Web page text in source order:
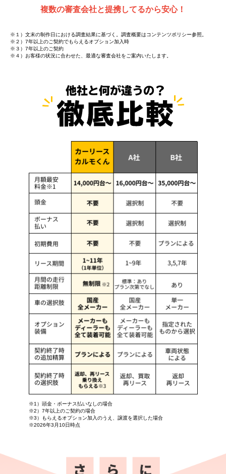
複数の審査会社と提携してるから安心！
※１）文末の制作日における調査結果に基づく。調査概要はコンテンツポリシー参照。
※２）7年以上のご契約でもらえるオプション加入時
※３）7年以上のご契約
※４）お客様の状況に合わせた、最適な審査会社をご案内いたします。
※1）頭金・ボーナス払いなしの場合
※2）7年以上のご契約の場合
※3）もらえるオプション加入のうえ、譲渡を選択した場合
※2026年3月10日時点